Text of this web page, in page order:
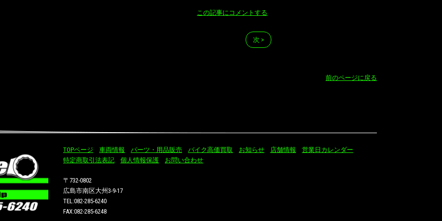
この記事にコメントする
次 >
前のページに戻る
TOPページ 車両情報 パーツ・用品販売 バイク高価買取 お知らせ 店舗情報
営業日カレンダー
特定商取引法表記
個人情報保護 お問い合わせ
〒732-0802
広島市南区大州3-9-17
TEL:082-285-6240
FAX:082-285-6248